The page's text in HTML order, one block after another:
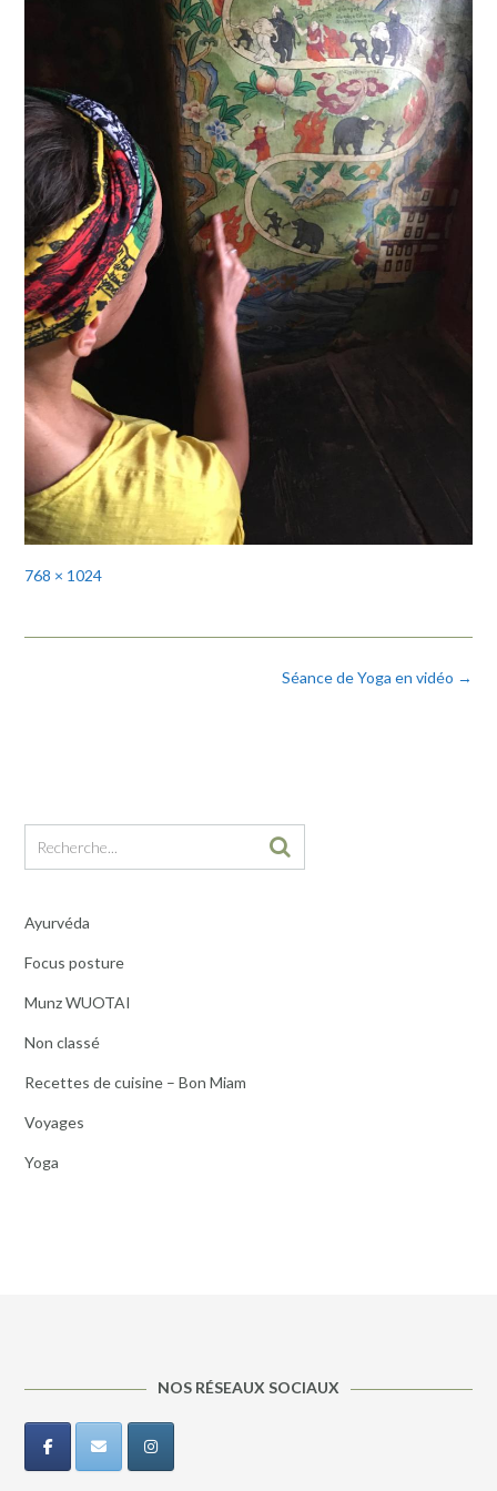
Full
768 × 1024
Séance de Yoga en vidéo →
Ayurvéda
Focus posture
Munz WUOTAI
Non classé
Recettes de cuisine – Bon Miam
Voyages
Yoga
NOS RÉSEAUX SOCIAUX